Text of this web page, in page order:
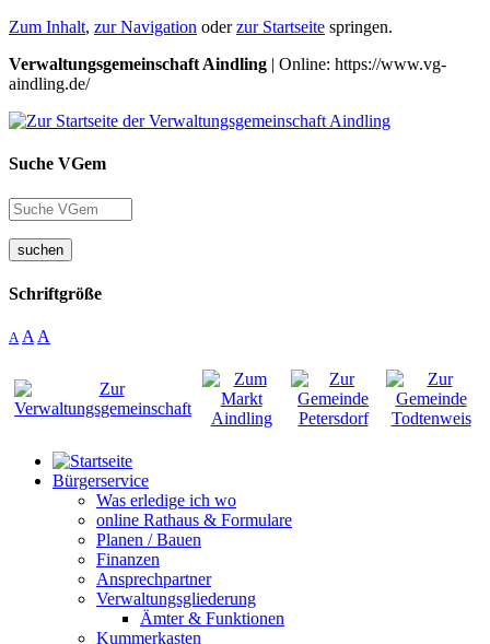
Zum Inhalt, zur Navigation oderzur Startseite springen.
Verwaltungsgemeinschaft Aindling | Online: https://www.vg-
aindling.de/
Suche VGem
suchen
Schriftgröße
A A A
Bürgerservice
Was erledige ich wo
online Rathaus & Formulare
Planen / Bauen
Finanzen
Ansprechpartner
Verwaltungsgliederung
Ämter & Funktionen
Kummerkasten